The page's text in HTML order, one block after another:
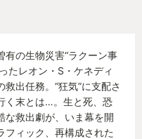
の生物災害“ラクーン事
たレオン・S・ケネディ
出任務。“狂気”に支配さ
く末とは…。生と死、恐
な救出劇が、いま幕を開
ィック、再構成された